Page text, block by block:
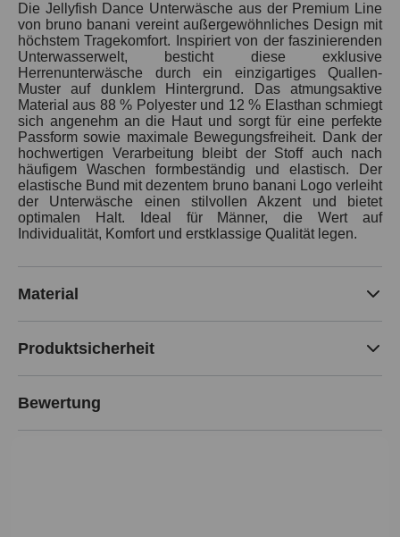
Die Jellyfish Dance Unterwäsche aus der Premium Line
von bruno banani vereint außergewöhnliches Design mit
höchstem Tragekomfort. Inspiriert von der faszinierenden
Unterwasserwelt, besticht diese exklusive
Herrenunterwäsche durch ein einzigartiges Quallen-
Muster auf dunklem Hintergrund. Das atmungsaktive
Material aus 88 % Polyester und 12 % Elasthan schmiegt
sich angenehm an die Haut und sorgt für eine perfekte
Passform sowie maximale Bewegungsfreiheit. Dank der
hochwertigen Verarbeitung bleibt der Stoff auch nach
häufigem Waschen formbeständig und elastisch. Der
elastische Bund mit dezentem bruno banani Logo verleiht
der Unterwäsche einen stilvollen Akzent und bietet
optimalen Halt. Ideal für Männer, die Wert auf
Individualität, Komfort und erstklassige Qualität legen.
Material
Produktsicherheit
Bewertung